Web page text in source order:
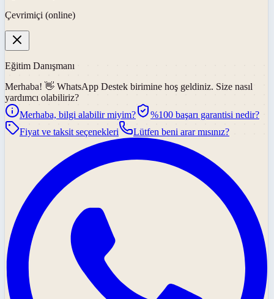
Çevrimiçi (online)
Eğitim Danışmanı
Merhaba! 👋 WhatsApp Destek birimine hoş geldiniz. Size nasıl
yardımcı olabiliriz?
Merhaba, bilgi alabilir miyim?
%100 başarı garantisi nedir?
Fiyat ve taksit seçenekleri
Lütfen beni arar mısınız?